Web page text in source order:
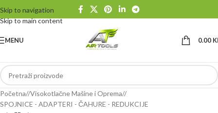
Skip to navigation
Skip to main content
MENU 0.00
Početna/ Visokotlačne Mašine i Oprema/
SPOJNICE - ADAPTERI - ČAHURE - REDUKCIJE